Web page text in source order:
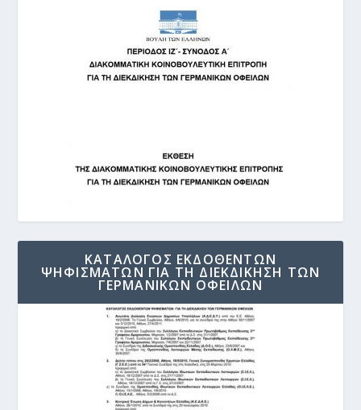
ΚΑΤΑΛΟΓΟΣ ΕΚΔΟΘΕΝΤΩΝ
ΨΗΦΙΣΜΑΤΩΝ ΓΙΑ ΤΗ ΔΙΕΚΔΙΚΗΣΗ ΤΩΝ
ΓΕΡΜΑΝΙΚΩΝ ΟΦΕΙΛΩΝ